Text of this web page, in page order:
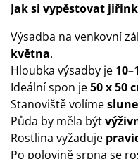
Jak si vypěstovat
Výsadba na venkovní
května.
Hloubka výsadby je
Ideální spon je50 x 50
Stanoviště volíme
Půda by měla být
Rostlina vyžaduje
Po polovině srpna se